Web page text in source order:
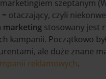
szeptanym
otaczający, czyli
marketing stosowany jest
kampanii. Początkowo
ale duże znane
reklamowych.